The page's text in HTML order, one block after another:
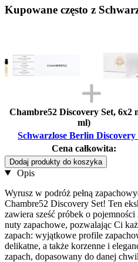
Kupowane często z
Chambre52 Discovery Set, 6x2
ml)
Schwarzlose Berlin Discovery
Cena całkowita:
Dodaj produkty do koszyka
Opis
Wyrusz w podróż pełną
Chambre52 Discovery Set! Ten
zawiera sześć próbek o
nuty zapachowe, pozwalając Ci
zapach: wyjątkowe profile
delikatne, a także korzenne i
zapach, dopasowany do danej